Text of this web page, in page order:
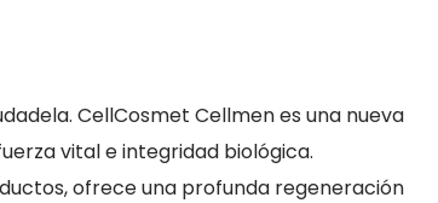
CellCosmet Cellmen es una nueva
vital e integridad biológica.
ofrece una profunda regeneración